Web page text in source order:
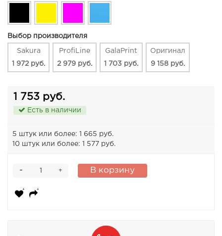
Выбор производителя
Sakura
1 972 руб.
ProfiLine
2 979 руб.
GalaPrint
1 703 руб.
Оригинал
9 158 руб.
1 753 руб.
Есть в наличии
5 штук или более: 1 665 руб.
10 штук или более: 1 577 руб.
+
- В корзину